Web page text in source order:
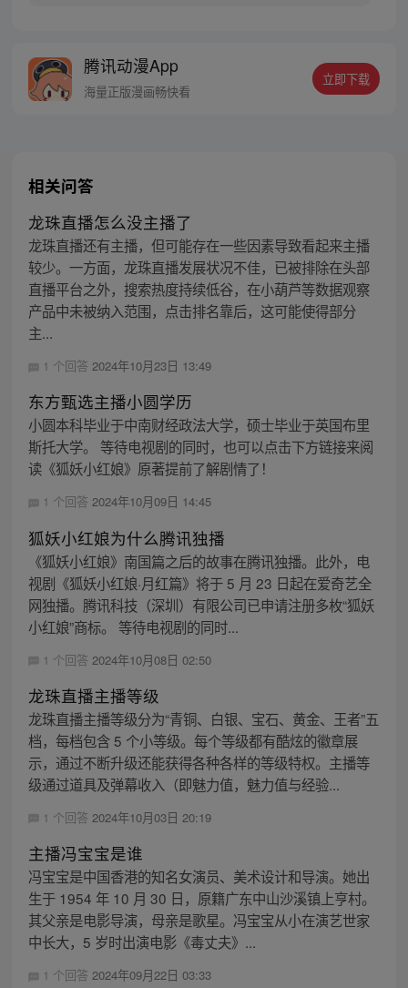
丝群：481670726
腾讯动漫App
海量正版漫画畅快看
立即下载
相关问答
龙珠直播怎么没主播了
龙珠直播还有主播，但可能存在一些因素导致看起来主播
较少。一方面，龙珠直播发展状况不佳，已被排除在头部
直播平台之外，搜索热度持续低谷，在小葫芦等数据观察
产品中未被纳入范围，点击排名靠后，这可能使得部分
主...
1 个回答 2024年10月23日 13:49
东方甄选主播小圆学历
小圆本科毕业于中南财经政法大学，硕士毕业于英国布里
斯托大学。 等待电视剧的同时，也可以点击下方链接来阅
读《狐妖小红娘》原著提前了解剧情了！
1 个回答 2024年10月09日 14:45
狐妖小红娘为什么腾讯独播
《狐妖小红娘》南国篇之后的故事在腾讯独播。此外，电
视剧《狐妖小红娘·月红篇》将于 5 月 23 日起在爱奇艺全
网独播。腾讯科技（深圳）有限公司已申请注册多枚“狐妖
小红娘”商标。 等待电视剧的同时...
1 个回答 2024年10月08日 02:50
龙珠直播主播等级
龙珠直播主播等级分为“青铜、白银、宝石、黄金、王者”五
档，每档包含 5 个小等级。每个等级都有酷炫的徽章展
示，通过不断升级还能获得各种各样的等级特权。主播等
级通过道具及弹幕收入（即魅力值，魅力值与经验...
1 个回答 2024年10月03日 20:19
主播冯宝宝是谁
冯宝宝是中国香港的知名女演员、美术设计和导演。她出
生于 1954 年 10 月 30 日，原籍广东中山沙溪镇上亨村。
其父亲是电影导演，母亲是歌星。冯宝宝从小在演艺世家
中长大，5 岁时出演电影《毒丈夫》...
1 个回答 2024年09月22日 03:33